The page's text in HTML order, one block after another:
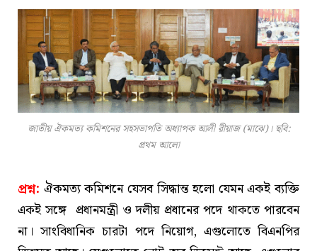
জাতীয় ঐকমত্য কমিশনের সহসভাপতি অধ্যাপক আলী রীয়াজ (মাঝে)। ছবি:
প্রথম আলো
প্রশ্ন: ঐকমত্য কমিশনে যেসব সিদ্ধান্ত হলো যেমন একই ব্যক্তি
একই সঙ্গে প্রধানমন্ত্রী ও দলীয় প্রধানের পদে থাকতে পারবেন
না। সাংবিধানিক চারটা পদে নিয়োগ, এগুলোতে বিএনপির